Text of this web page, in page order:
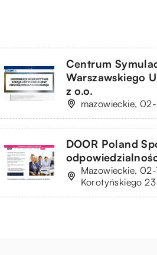
Centrum
Warszawskiego
z o.o.
mazowieckie,
DOOR Poland
Mazowieckie, 02-
Korotyńskiego 23